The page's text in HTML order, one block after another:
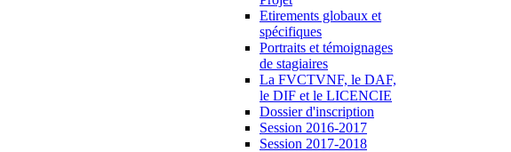
Etirements globaux et
spécifiques
Portraits et témoignages
de stagiaires
La FVCTVNF, le DAF,
le DIF et le LICENCIE
Dossier d'inscription
Session 2016-2017
Session 2017-2018